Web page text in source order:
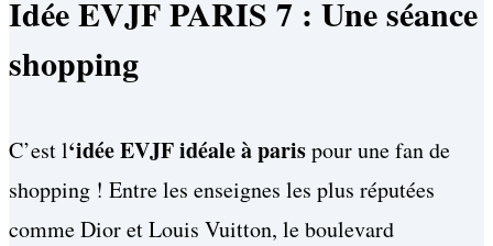
Idée EVJF PARIS 7 : Une séance
shopping
C’est l‘idée EVJF idéale à parispour une fan de
shopping ! Entre les enseignes les plus réputées
comme Dior et Louis Vuitton, le boulevard